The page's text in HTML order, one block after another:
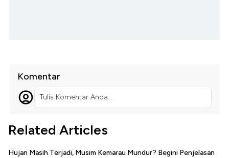
Komentar
Tulis Komentar Anda...
Related Articles
Hujan Masih Terjadi, Musim Kemarau Mundur? Begini Penjelasan